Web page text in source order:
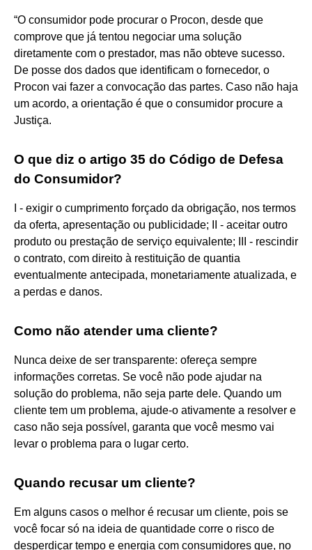
“O consumidor pode procurar o Procon, desde que
comprove que já tentou negociar uma solução
diretamente com o prestador, mas não obteve sucesso.
De posse dos dados que identificam o fornecedor, o
Procon vai fazer a convocação das partes. Caso não haja
um acordo, a orientação é que o consumidor procure a
Justiça.
O que diz o artigo 35 do Código de Defesa
do Consumidor?
I - exigir o cumprimento forçado da obrigação, nos termos
da oferta, apresentação ou publicidade; II - aceitar outro
produto ou prestação de serviço equivalente; III - rescindir
o contrato, com direito à restituição de quantia
eventualmente antecipada, monetariamente atualizada, e
a perdas e danos.
Como não atender uma cliente?
Nunca deixe de ser transparente: ofereça sempre
informações corretas. Se você não pode ajudar na
solução do problema, não seja parte dele. Quando um
cliente tem um problema, ajude-o ativamente a resolver e
caso não seja possível, garanta que você mesmo vai
levar o problema para o lugar certo.
Quando recusar um cliente?
Em alguns casos o melhor é recusar um cliente, pois se
você focar só na ideia de quantidade corre o risco de
desperdiçar tempo e energia com consumidores que, no